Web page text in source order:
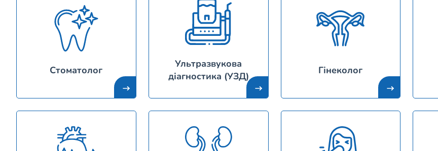
Стоматолог
Ультразвукова
діагностика (УЗД)
Гінеколог